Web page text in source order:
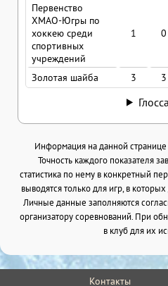
Первенство
ХМАО-Югры по
хоккею среди
спортивных
учреждений
1 0
Золотая шайба 3 3
Информация на данной
Точность каждого показателя
статистика по нему в конкретный
выводятся только для игр, в
Личные данные заполняются
организатору соревнований. При
в клуб для их
Контакты